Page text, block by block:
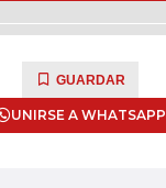
GUARDAR
UNIRSE A WHATSAPP